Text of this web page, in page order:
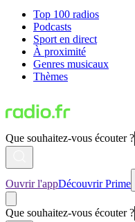
Top 100 radios
Podcasts
Sport en direct
À proximité
Genres musicaux
Thèmes
Que souhaitez-vous écouter ?
Ouvrir l'appDécouvrir Prime
Que souhaitez-vous écouter ?